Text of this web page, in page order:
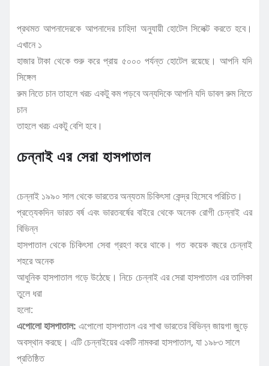
প্রথমত আপনাদেরকে আপনাদের চাহিদা অনুযায়ী হোটেল সিলেক্ট করতে হবে।
এখানে ১
হাজার টাকা থেকে শুরু করে প্রায় ৫০০০ পর্যন্ত হোটেল রয়েছে। আপনি যদি
সিঙ্গেল
রুম নিতে চান তাহলে খরচ একটু কম পড়বে অন্যদিকে আপনি যদি ডাবল রুম নিতে
চান
তাহলে খরচ একটু বেশি হবে।
চেন্নাই এর সেরা হাসপাতাল
চেন্নাই ১৯৯০ সাল থেকে ভারতের অন্যতম চিকিৎসা কেন্দ্র হিসেবে পরিচিত।
প্রত্যেকদিন ভারত বর্ষ এবং ভারতবর্ষের বাইরে থেকে অনেক রোগী চেন্নাই এর
বিভিন্ন
হাসপাতাল থেকে চিকিৎসা সেবা গ্রহণ করে থাকে। গত কয়েক বছরে চেন্নাই
শহরে অনেক
আধুনিক হাসপাতাল গড়ে উঠেছে। নিচে চেন্নাই এর সেরা হাসপাতাল এর তালিকা
তুলে ধরা
হলো:
এপোলো হাসপাতাল: এপোলো হাসপাতাল এর শাখা ভারতের বিভিন্ন জায়গা জুড়ে
অবস্থান করছে। এটি চেন্নাইয়ের একটি নামকরা হাসপাতাল, যা ১৯৮৩ সালে
প্রতিষ্ঠিত